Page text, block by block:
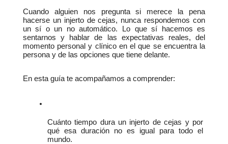
Cuando alguien nos pregunta si merece la pena
hacerse un injerto de cejas, nunca respondemos con
un sí o un no automático. Lo que sí hacemos es
sentarnos y hablar de las expectativas reales, del
momento personal y clínico en el que se encuentra la
persona y de las opciones que tiene delante.
En esta guía te acompañamos a comprender:
Cuánto tiempo dura un injerto de cejas y por
qué esa duración no es igual para todo el
mundo.